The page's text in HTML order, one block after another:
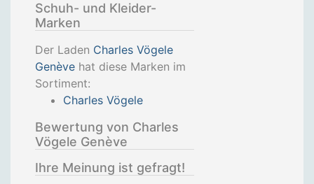
Schuh- und Kleider-
Marken
Der Laden Charles Vögele
Genève hat diese Marken im
Sortiment:
Charles Vögele
Bewertung von Charles
Vögele Genève
Ihre Meinung ist gefragt!